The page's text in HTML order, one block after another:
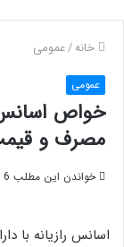
خانه/عمومی
عمومی
خواص اسانس
مصرف و
خواندن این مطلب 6 دقیقه زمان میبرد